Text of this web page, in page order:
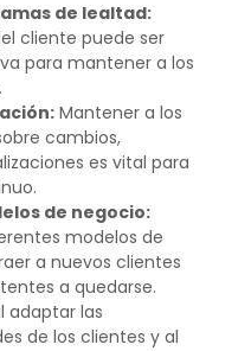
de lealtad:
cliente puede ser
para mantener a los
Mantener a los
cambios,
es vital para
de negocio:
modelos de
a nuevos clientes
a quedarse.
adaptar las
de los clientes y al